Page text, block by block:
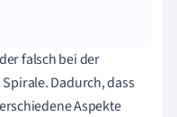
falsch bei der
Dadurch, dass
Aspekte